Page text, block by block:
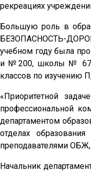
рекреациях
Большую роль в
БЕЗОПАСНОСТЬ-
учебном году была
и №200, школы № 67 и
классов по изучению
«Приоритетной
профессиональной
департаментом
отделах
преподавателями
Начальник